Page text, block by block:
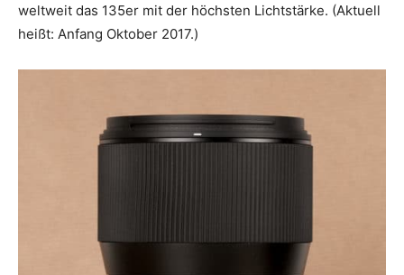
weltweit das 135er mit der höchsten Lichtstärke. (Aktuell
heißt: Anfang Oktober 2017.)